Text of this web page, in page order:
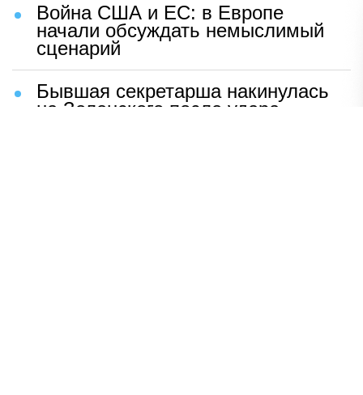
Война США и ЕС: в Европе
начали обсуждать немыслимый
сценарий
Бывшая секретарша накинулась
на Зеленского после удара